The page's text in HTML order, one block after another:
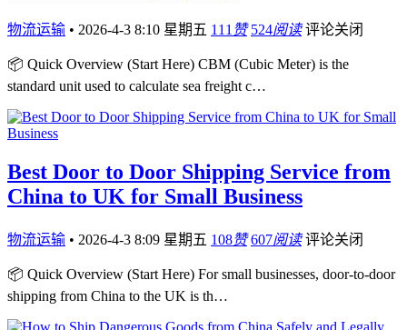
物流运输 • 2026-4-3 8:10 星期五 111 赞 524阅读 评论关闭
📦 Quick Overview (Start Here) CBM (Cubic Meter) is the
standard unit used to calculate sea freight c…
Best Door to Door Shipping Service from
China to UK for Small Business
物流运输 • 2026-4-3 8:09 星期五 108赞 607阅读 评论关闭
📦 Quick Overview (Start Here) For small businesses, door-to-door
shipping from China to the UK is th…